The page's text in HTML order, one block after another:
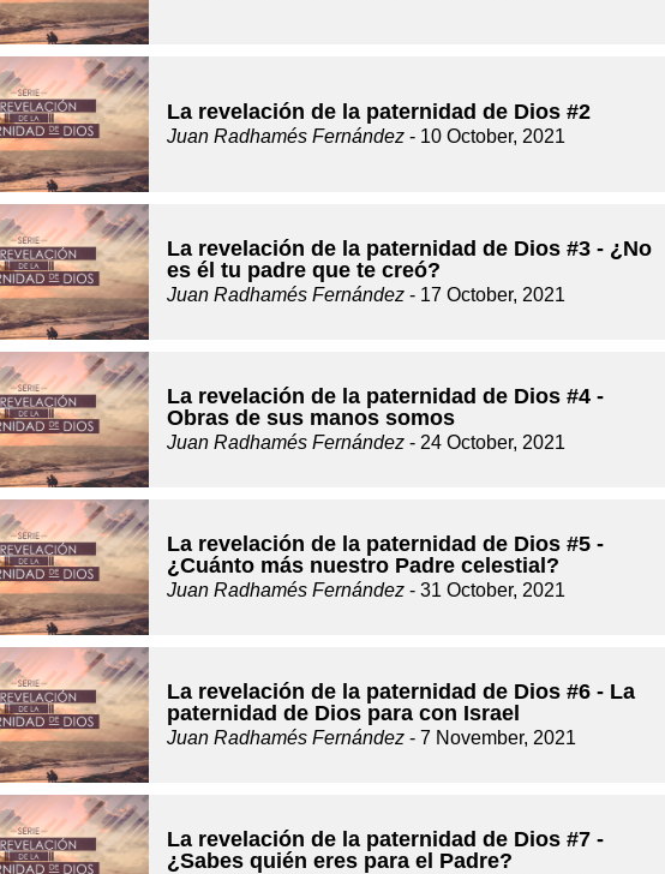
La revelación de la paternidad de Dios #2
Juan Radhamés Fernández - 10 October, 2021
La revelación de la paternidad de Dios #3 - ¿No
es él tu padre que te creó?
Juan Radhamés Fernández - 17 October, 2021
La revelación de la paternidad de Dios #4 -
Obras de sus manos somos
Juan Radhamés Fernández - 24 October, 2021
La revelación de la paternidad de Dios #5 -
¿Cuánto más nuestro Padre celestial?
Juan Radhamés Fernández - 31 October, 2021
La revelación de la paternidad de Dios #6 - La
paternidad de Dios para con Israel
Juan Radhamés Fernández - 7 November, 2021
La revelación de la paternidad de Dios #7 -
¿Sabes quién eres para el Padre?